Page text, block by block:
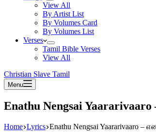
View All
By Artist List
By Volumes Card
By Volumes List
Verses
Tamil Bible Verses
View All
Christian Slave Tamil
Menu
Enathu Nengsai
Home Lyrics Enathu Nengsai Yaararivaaro